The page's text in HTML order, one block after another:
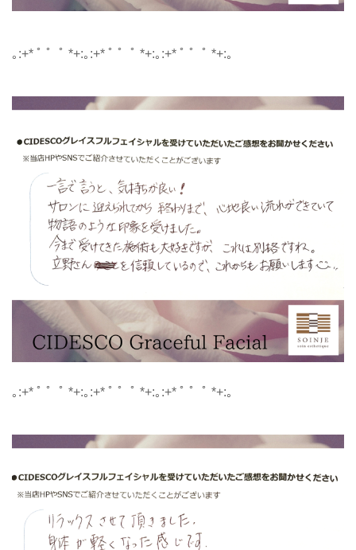
｡:+* ﾟ ゜ﾟ *+:｡:+* ﾟ ゜ﾟ *+:｡:+* ﾟ ゜ﾟ *+:｡
｡:+* ﾟ ゜ﾟ *+:｡:+* ﾟ ゜ﾟ *+:｡:+* ﾟ ゜ﾟ *+:｡